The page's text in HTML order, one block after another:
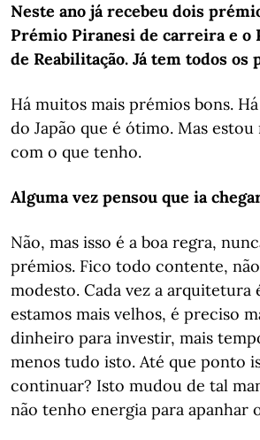
Neste ano já recebeu dois
Prémio Piranesi de carreira e o
de Reabilitação. Já tem todos os
Há muitos mais prémios bons.
do Japão que é ótimo. Mas
com o que tenho.
Alguma vez pensou que ia
Não, mas isso é a boa regra,
prémios. Fico todo contente,
modesto. Cada vez a arquitetura
estamos mais velhos, é preciso
dinheiro para investir, mais
menos tudo isto. Até que ponto
continuar? Isto mudou de tal
não tenho energia para apanhar